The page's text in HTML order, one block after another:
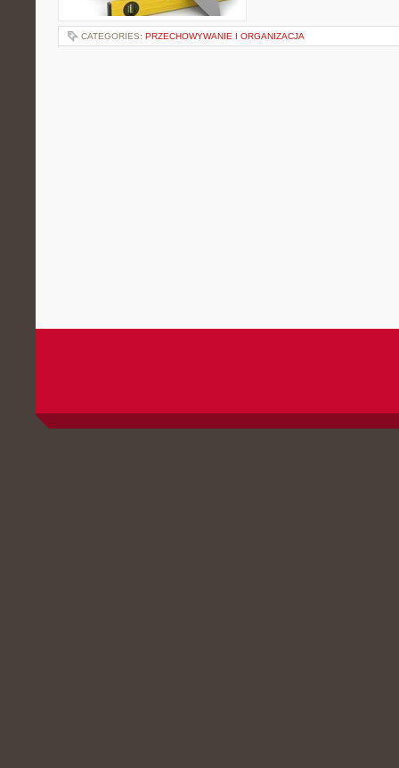
CATEGORIES: PRZECHOWYWANIE I ORGANIZACJA